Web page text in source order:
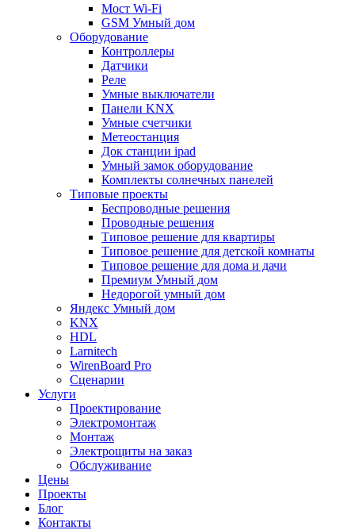
Мост Wi-Fi
GSM Умный дом
Оборудование
Контроллеры
Датчики
Реле
Умные выключатели
Панели KNX
Умные счетчики
Метеостанция
Док станции ipad
Умный замок оборудование
Комплекты солнечных панелей
Типовые проекты
Беспроводные решения
Проводные решения
Типовое решение для квартиры
Типовое решение для детской комнаты
Типовое решение для дома и дачи
Премиум Умный дом
Недорогой умный дом
Яндекс Умный дом
KNX
HDL
Larnitech
WirenBoard Pro
Сценарии
Услуги
Проектирование
Электромонтаж
Монтаж
Электрощиты на заказ
Обслуживание
Цены
Проекты
Блог
Контакты